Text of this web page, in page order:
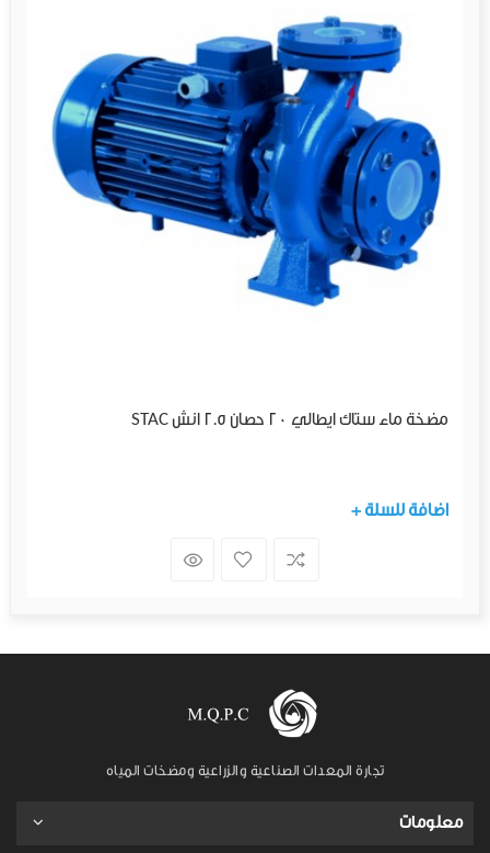
مضخة ماء ستاك ايطالي 20 حصان 2.5 انش STAC
+ اضافة للسلة
تجارة المعدات الصناعية والزراعية ومضخات المياه
معلومات